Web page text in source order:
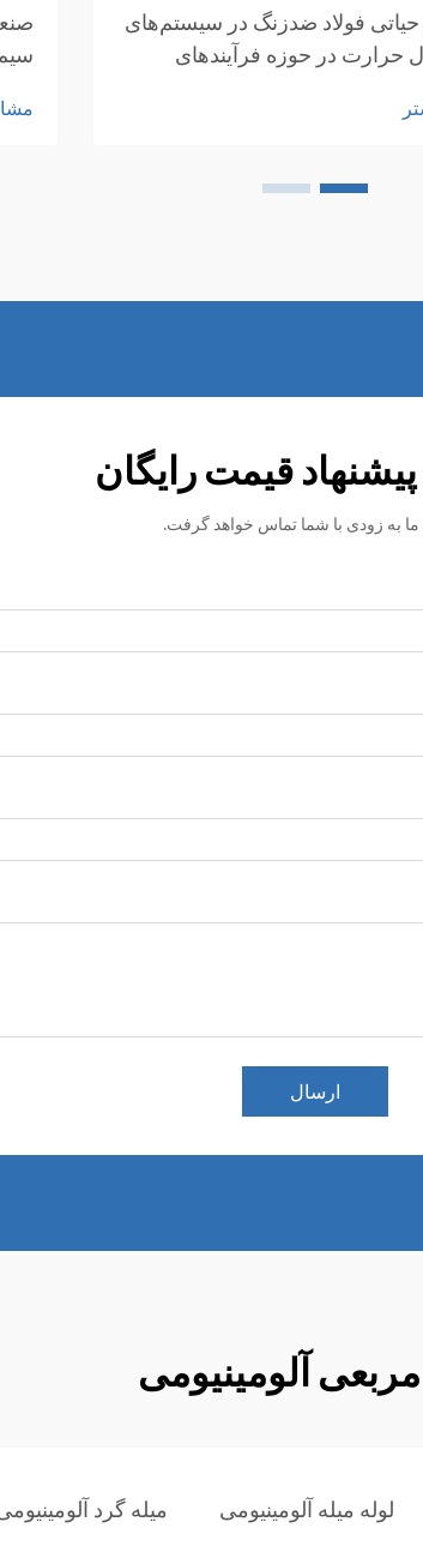
فولاد ضدزنگ در سیستم‌های
حرارت در حوزه فرآیندهای
بنای مدیریت مؤثر حرارتی
قیمت رایگان
ما به زودی با شما تماس خواهد گرفت.
ارسال
آلومینیومی
لوله میله آلومینیومی میله گرد